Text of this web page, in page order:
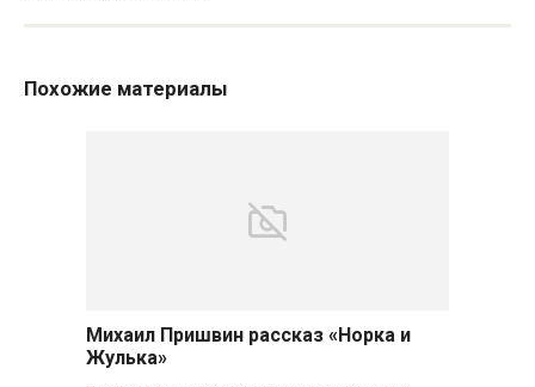
Похожие материалы
Михаил Пришвин рассказ «Норка и
Жулька»